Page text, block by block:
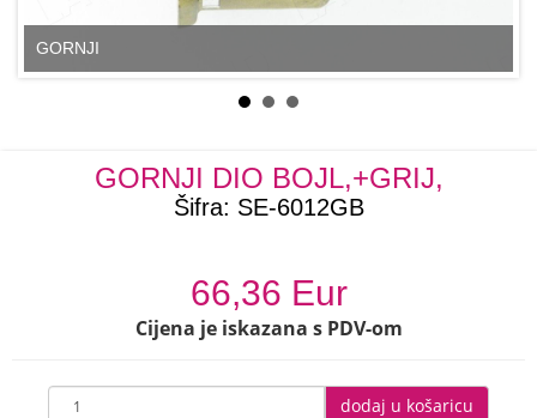
GORNJI
GORNJI DIO BOJL,+GRIJ,
Šifra: SE-6012GB
66,36 Eur
Cijena je iskazana s PDV-om
dodaj u košaricu